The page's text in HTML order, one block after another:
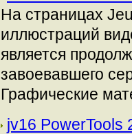
На страницах
иллюстраций
является
завоевавшего
Графические
jv16 PowerTools